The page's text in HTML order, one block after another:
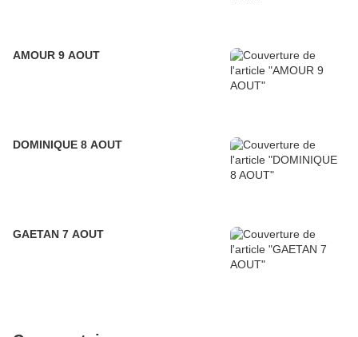
AMOUR 9 AOUT
DOMINIQUE 8 AOUT
GAETAN 7 AOUT